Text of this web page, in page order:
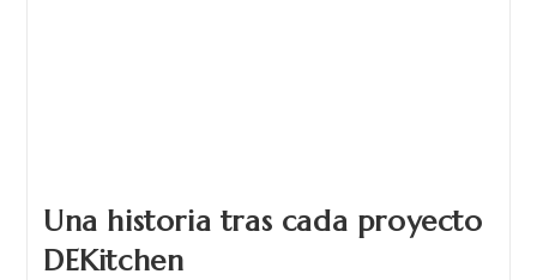
Una historia tras cada proyecto
DEKitchen